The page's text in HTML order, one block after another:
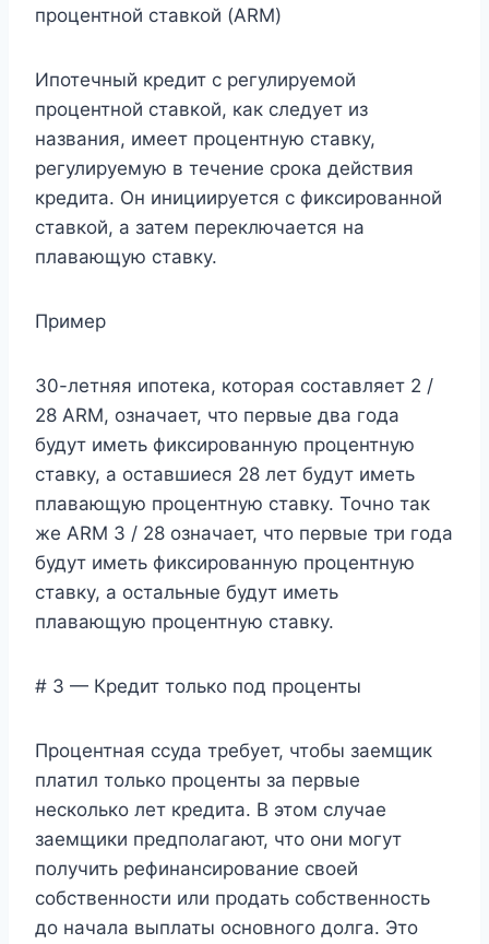
процентной ставкой (ARM)
Ипотечный кредит с регулируемой
процентной ставкой, как следует из
названия, имеет процентную ставку,
регулируемую в течение срока действия
кредита. Он инициируется с фиксированной
ставкой, а затем переключается на
плавающую ставку.
Пример
30-летняя ипотека, которая составляет 2 /
28 ARM, означает, что первые два года
будут иметь фиксированную процентную
ставку, а оставшиеся 28 лет будут иметь
плавающую процентную ставку. Точно так
же ARM 3 / 28 означает, что первые три года
будут иметь фиксированную процентную
ставку, а остальные будут иметь
плавающую процентную ставку.
# 3 — Кредит только под проценты
Процентная ссуда требует, чтобы заемщик
платил только проценты за первые
несколько лет кредита. В этом случае
заемщики предполагают, что они могут
получить рефинансирование своей
собственности или продать собственность
до начала выплаты основного долга. Это